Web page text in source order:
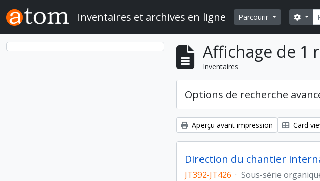
Skip to main content
Inventaires et archives en ligne Parcourir
Affichage de 1
Inventaires
Options de recherche
Aperçu avant impression Card
Direction du chantier
JT392-JT426 · Sous-série